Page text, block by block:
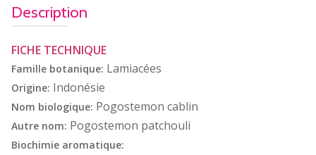
Description
FICHE TECHNIQUE
Famille botanique: Lamiacées
Origine: Indonésie
Nom biologique: Pogostemon cablin
Autre nom: Pogostemon patchouli
Biochimie aromatique: